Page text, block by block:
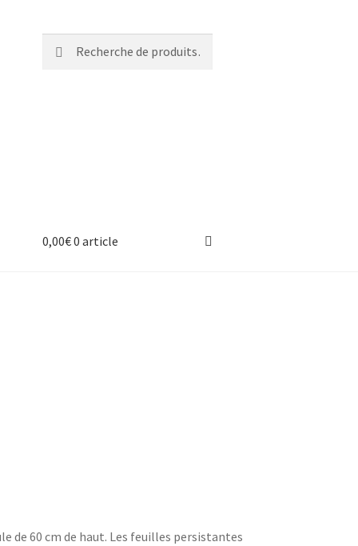
pour :
0,00€0 article
de 60 cm de haut. Les feuilles persistantes